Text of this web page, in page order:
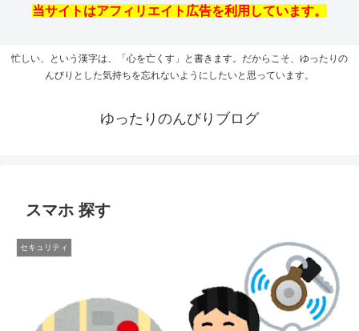
当サイトはアフィリエイト広告を利用しています。
忙しい、という漢字は、「心を亡くす」と書きます。だからこそ、ゆったりの
んびりとした気持ちを忘れないようにしたいと思っています。
ゆったりのんびりブログ
スマホ 探す
セキュリティ